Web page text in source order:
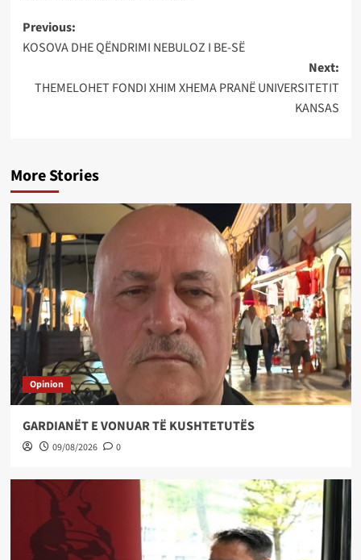
Post
navigation
Previous:
KOSOVA DHE QËNDRIMI NEBULOZ I BE-SË
Next:
THEMELOHET FONDI XHIM XHEMA PRANË UNIVERSITETIT
KANSAS
More Stories
Opinion
GARDIANËT E VONUAR TË KUSHTETUTËS
09/08/2026 0